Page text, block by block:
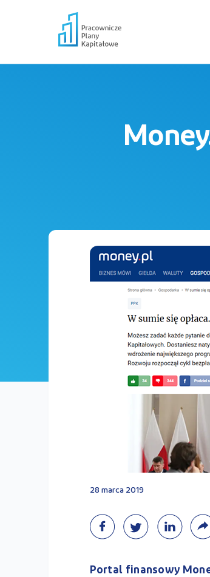
28 marca 2019
Portal finansowy